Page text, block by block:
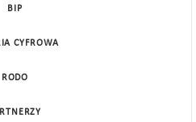
BIP
CYFROWA
RODO